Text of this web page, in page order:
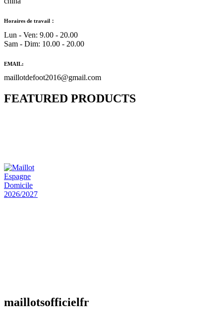
Horaires de travail：
Lun - Ven: 9.00 - 20.00
Sam - Dim: 10.00 - 20.00
EMAIL:
maillotdefoot2016@gmail.com
FEATURED PRODUCTS
maillotsofficielfr